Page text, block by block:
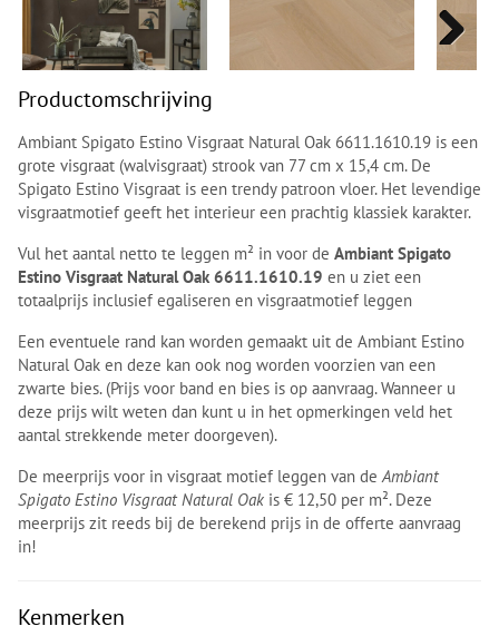
Next
Next
Productomschrijving
Ambiant Spigato Estino Visgraat Natural Oak 6611.1610.19 is een
grote visgraat (walvisgraat) strook van 77 cm x 15,4 cm. De
Spigato Estino Visgraat is een trendy patroon vloer. Het levendige
visgraatmotief geeft het interieur een prachtig klassiek karakter.
Vul het aantal netto te leggen m² in voor de Ambiant Spigato
Estino Visgraat Natural Oak 6611.1610.19 en u ziet een
totaalprijs inclusief egaliseren en visgraatmotief leggen
Een eventuele rand kan worden gemaakt uit de Ambiant Estino
Natural Oak en deze kan ook nog worden voorzien van een
zwarte bies. (Prijs voor band en bies is op aanvraag. Wanneer u
deze prijs wilt weten dan kunt u in het opmerkingen veld het
aantal strekkende meter doorgeven).
De meerprijs voor in visgraat motief leggen van de Ambiant
Spigato Estino Visgraat Natural Oak is € 12,50 per m². Deze
meerprijs zit reeds bij de berekend prijs in de offerte aanvraag
in!
Kenmerken